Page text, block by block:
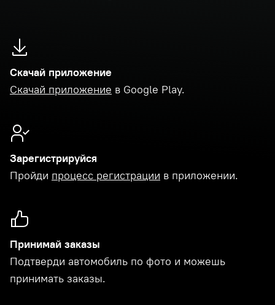
Скачай приложение
Скачай приложение в Google Play.
Зарегистрируйся
Пройди процесс регистрации в приложении.
Принимай заказы
Подтверди автомобиль по фото и можешь
принимать заказы.